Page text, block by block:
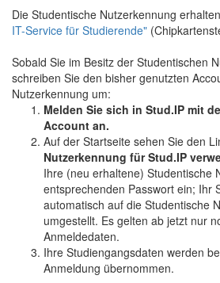
Die Studentische Nutzerkennung
IT-Service für Studierende"
Sobald Sie im Besitz der Studentischen
schreiben Sie den bisher genutzten
Nutzerkennung um:
Melden Sie sich in Stud.IP mit
Account an.
Auf der Startseite sehen Sie den
Nutzerkennung für Stud.IP
Ihre (neu erhaltene) Studentische
entsprechenden Passwort ein; Ihr
automatisch auf die Studentische
umgestellt. Es gelten ab jetzt nur
Anmeldedaten.
Ihre Studiengangsdaten werden
Anmeldung übernommen.